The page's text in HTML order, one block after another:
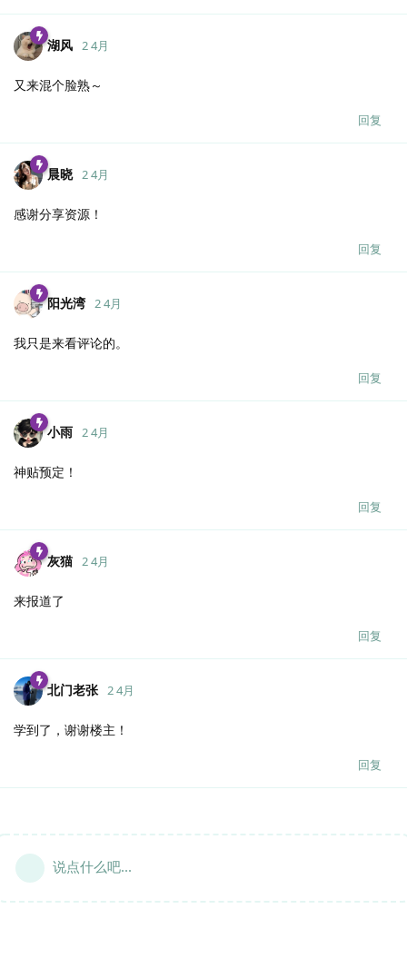
湖风 2 4月
又来混个脸熟～
回复
晨晓 2 4月
感谢分享资源！
回复
阳光湾 2 4月
我只是来看评论的。
回复
小雨 2 4月
神贴预定！
回复
灰猫 2 4月
来报道了
回复
北门老张 2 4月
学到了，谢谢楼主！
回复
说点什么吧...